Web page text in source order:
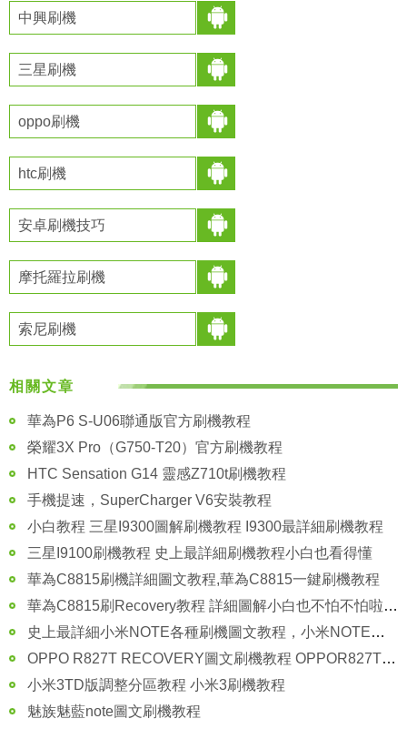
中興刷機
三星刷機
oppo刷機
htc刷機
安卓刷機技巧
摩托羅拉刷機
索尼刷機
相關文章
華為P6 S-U06聯通版官方刷機教程
榮耀3X Pro（G750-T20）官方刷機教程
HTC Sensation G14 靈感Z710t刷機教程
手機提速，SuperCharger V6安裝教程
小白教程 三星I9300圖解刷機教程 I9300最詳細刷機教程
三星I9100刷機教程 史上最詳細刷機教程小白也看得懂
華為C8815刷機詳細圖文教程,華為C8815一鍵刷機教程
華為C8815刷Recovery教程 詳細圖解小白也不怕不怕啦 刷機必備
史上最詳細小米NOTE各種刷機圖文教程，小米NOTE刷機教程
OPPO R827T RECOVERY圖文刷機教程 OPPOR827T怎麼刷機？
小米3TD版調整分區教程 小米3刷機教程
魅族魅藍note圖文刷機教程